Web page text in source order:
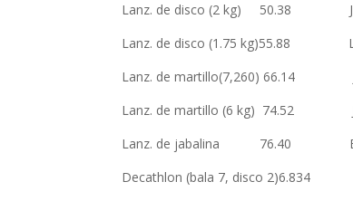
Lanz. de disco (2 kg) 50.38
Lanz. de disco (1.75
Lanz. de martillo(7,260)
Lanz. de martillo (6 kg)
Lanz. de jabalina 76.40
Decathlon (bala 7, disco